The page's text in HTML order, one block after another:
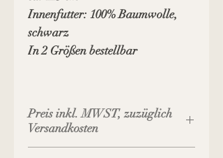
Innenfutter: 100% Baumwolle,
schwarz
In 2 Größen bestellbar
Preis inkl. MWST, zuzüglich
Versandkosten